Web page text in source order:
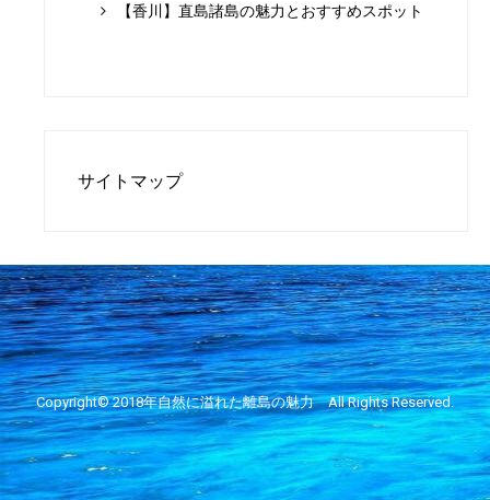
【香川】直島諸島の魅力とおすすめスポット
サイトマップ
Copyright© 2018年自然に溢れた離島の魅力All Rights Reserved.